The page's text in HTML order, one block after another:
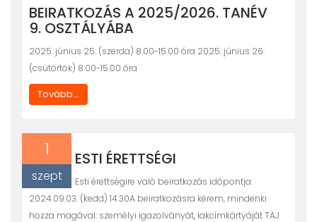
BEIRATKOZÁS A 2025/2026. TANÉV
9. OSZTÁLYÁBA
2025. június 25. (szerda) 8.00-15.00 óra 2025. június 26.
(csütörtök) 8.00-15.00 óra
Tovább...
1
szept
ESTI ÉRETTSÉGI
Esti érettségire való beiratkozás idõpontja:
2024.09.03. (kedd) 14.30A beiratkozásra kérem, mindenki
hozza magával: személyi igazolványát, lakcímkártyáját TAJ